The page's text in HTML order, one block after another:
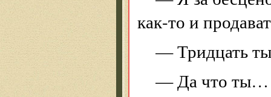
как-то и
— Тридцать
— Да что ты…